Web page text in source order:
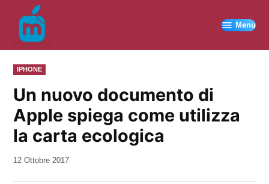
contenuto
Menu
PUBBLICATO
IN
IPHONE
Un nuovo documento di
Apple spiega come utilizza
la carta ecologica
da
12 Ottobre 2017